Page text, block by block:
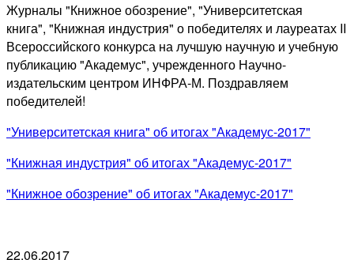
Журналы "Книжное обозрение", "Университетская
книга", "Книжная индустрия" о победителях и лауреатах II
Всероссийского конкурса на лучшую научную и учебную
публикацию "Академус", учрежденного Научно-
издательским центром ИНФРА-М. Поздравляем
победителей!
"Университетская книга" об итогах "Академус-2017"
"Книжная индустрия" об итогах "Академус-2017"
"Книжное обозрение" об итогах "Академус-2017"
22.06.2017